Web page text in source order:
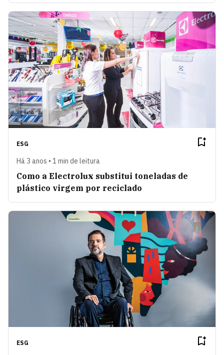
ESG
Há 3 anos • 1 min de leitura
Como a Electrolux substitui toneladas de
plástico virgem por reciclado
ESG